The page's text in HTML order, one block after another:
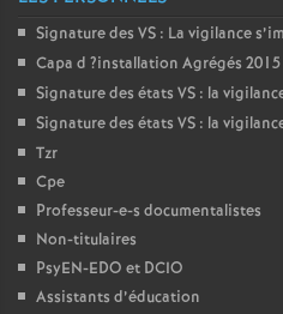
Signature des VS : La vigilance
Capa d ?installation Agrégés
Signature des états VS : la
Signature des états VS : la
Tzr
Cpe
Professeur-e-s documentalistes
Non-titulaires
PsyEN-EDO et DCIO
Assistants d’éducation